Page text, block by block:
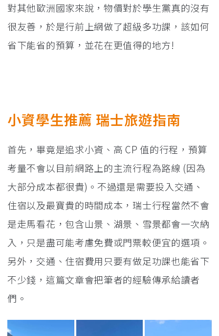
對其他歐洲國家來說，物價對於學生黨真的沒有
很友善，於是行前上網做了超級多功課，該如何
省下能省的預算，並花在更值得的地方!
小資學生推薦 瑞士旅遊指南
首先，畢竟是追求小資、高 CP 值的行程，預算
考量不會以目前網路上的主流行程為路線 (因為
大部分成本都很貴)。不過還是需要投入交通、
住宿以及最寶貴的時間成本，瑞士行程當然不會
是走馬看花，包含山景、湖景、雪景都會一次納
入，只是盡可能考慮免費或門票較便宜的選項。
另外，交通、住宿費用只要有做足功課也能省下
不少錢，這篇文章會把筆者的經驗傳承給讀者
們。